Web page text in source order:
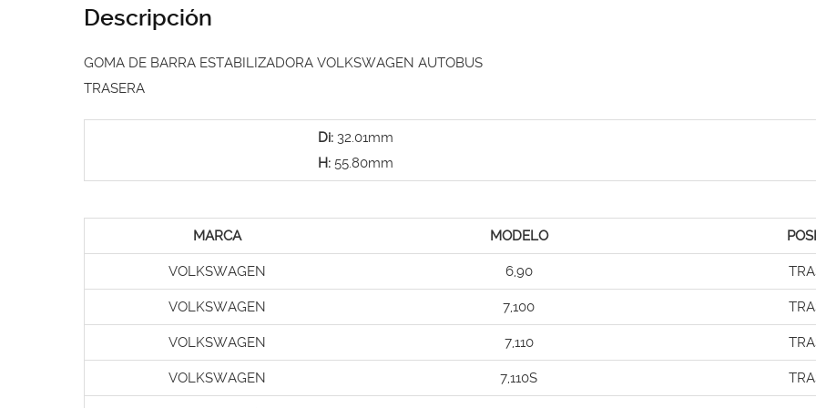
Descripción
GOMA DE BARRA ESTABILIZADORA VOLKSWAGEN AUTOBUS
TRASERA
Di:32.01mm
H:55.80mm
MARCA MODELO
VOLKSWAGEN 6,90
VOLKSWAGEN 7,100
VOLKSWAGEN 7,110
VOLKSWAGEN 7,110S